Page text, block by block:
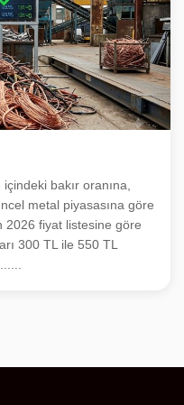
bakır oranına,
metal piyasasına göre
2026 fiyat listesine göre
300 TL ile 550 TL